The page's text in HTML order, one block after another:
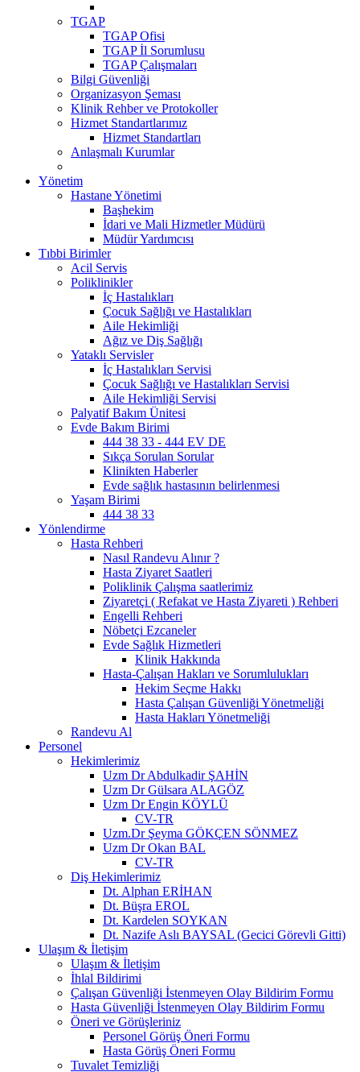
TGAP
TGAP Ofisi
TGAP İl Sorumlusu
TGAP Çalışmaları
Bilgi Güvenliği
Organizasyon Şeması
Klinik Rehber ve Protokoller
Hizmet Standartlarımız
Hizmet Standartları
Anlaşmalı Kurumlar
Yönetim
Hastane Yönetimi
Başhekim
İdari ve Mali Hizmetler Müdürü
Müdür Yardımcısı
Tıbbi Birimler
Acil Servis
Poliklinikler
İç Hastalıkları
Çocuk Sağlığı ve Hastalıkları
Aile Hekimliği
Ağız ve Diş Sağlığı
Yataklı Servisler
İç Hastalıkları Servisi
Çocuk Sağlığı ve Hastalıkları Servisi
Aile Hekimliği Servisi
Palyatif Bakım Ünitesi
Evde Bakım Birimi
444 38 33 - 444 EV DE
Sıkça Sorulan Sorular
Klinikten Haberler
Evde sağlık hastasının belirlenmesi
Yaşam Birimi
444 38 33
Yönlendirme
Hasta Rehberi
Nasıl Randevu Alınır ?
Hasta Ziyaret Saatleri
Poliklinik Çalışma saatlerimiz
Ziyaretçi ( Refakat ve Hasta Ziyareti ) Rehberi
Engelli Rehberi
Nöbetçi Ezcaneler
Evde Sağlık Hizmetleri
Klinik Hakkında
Hasta-Çalışan Hakları ve Sorumlulukları
Hekim Seçme Hakkı
Hasta Çalışan Güvenliği Yönetmeliği
Hasta Hakları Yönetmeliği
Randevu Al
Personel
Hekimlerimiz
Uzm Dr Abdulkadir ŞAHİN
Uzm Dr Gülsara ALAGÖZ
Uzm Dr Engin KÖYLÜ
CV-TR
Uzm.Dr Şeyma GÖKÇEN SÖNMEZ
Uzm Dr Okan BAL
CV-TR
Diş Hekimlerimiz
Dt. Alphan ERİHAN
Dt. Büşra EROL
Dt. Kardelen SOYKAN
Dt. Nazife Aslı BAYSAL (Gecici Görevli Gitti)
Ulaşım & İletişim
Ulaşım & İletişim
İhlal Bildirimi
Çalışan Güvenliği İstenmeyen Olay Bildirim Formu
Hasta Güvenliği İstenmeyen Olay Bildirim Formu
Öneri ve Görüşleriniz
Personel Görüş Öneri Formu
Hasta Görüş Öneri Formu
Tuvalet Temizliği